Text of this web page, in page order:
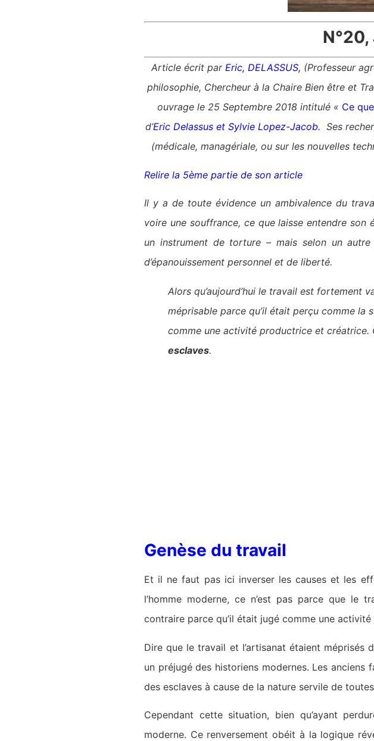
Article écrit par Eric, DELASSUS, (Professeur
philosophie, Chercheur à la Chaire Bien être et
ouvrage le 25 Septembre 2018 intitulé « Ce
d’Eric Delassus et Sylvie Lopez-Jacob. Ses
(médicale, managériale, ou sur les nouvelles
Relire la 5ème partie de son article
Il y a de toute évidence un ambivalence du
voire une souffrance, ce que laisse entendre
un instrument de torture – mais selon un
d’épanouissement personnel et de liberté.
Alors qu’aujourd’hui le travail est fortement
méprisable parce qu’il était perçu comme la
comme une activité productrice et créatrice.
esclaves.
Genèse du travail
Et il ne faut pas ici inverser les causes et les
l’homme moderne, ce n’est pas parce que le
contraire parce qu’il était jugé comme une
Dire que le travail et l’artisanat étaient méprisés
un préjugé des historiens modernes. Les anciens
des esclaves à cause de la nature servile de
Cependant cette situation, bien qu’ayant
moderne. Ce renversement obéit à la logique